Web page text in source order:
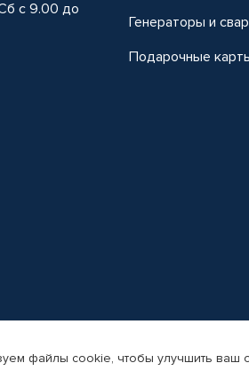
с 9.00 до
Генераторы и
Подарочные
Все права защищены. Интернет-
файлы cookie, чтобы улучшить ваш